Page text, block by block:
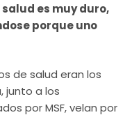
es muy duro,
porque uno
de salud eran los
junto a los
por MSF, velan por